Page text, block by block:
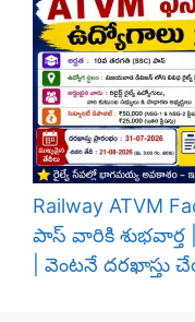
Railway ATVM
పాస్ వారికి శుభవార్త
| వెంటనే దరఖాస్తు